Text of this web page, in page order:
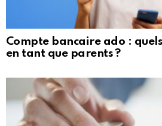
Compte bancaire ado :
en tant que parents ?